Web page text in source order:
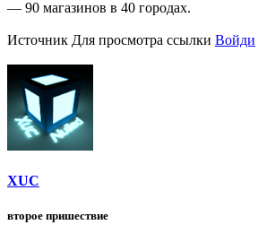
— 90 магазинов в 40 городах.
Источник Для просмотра ссылки Войди
XUC
второе пришествие